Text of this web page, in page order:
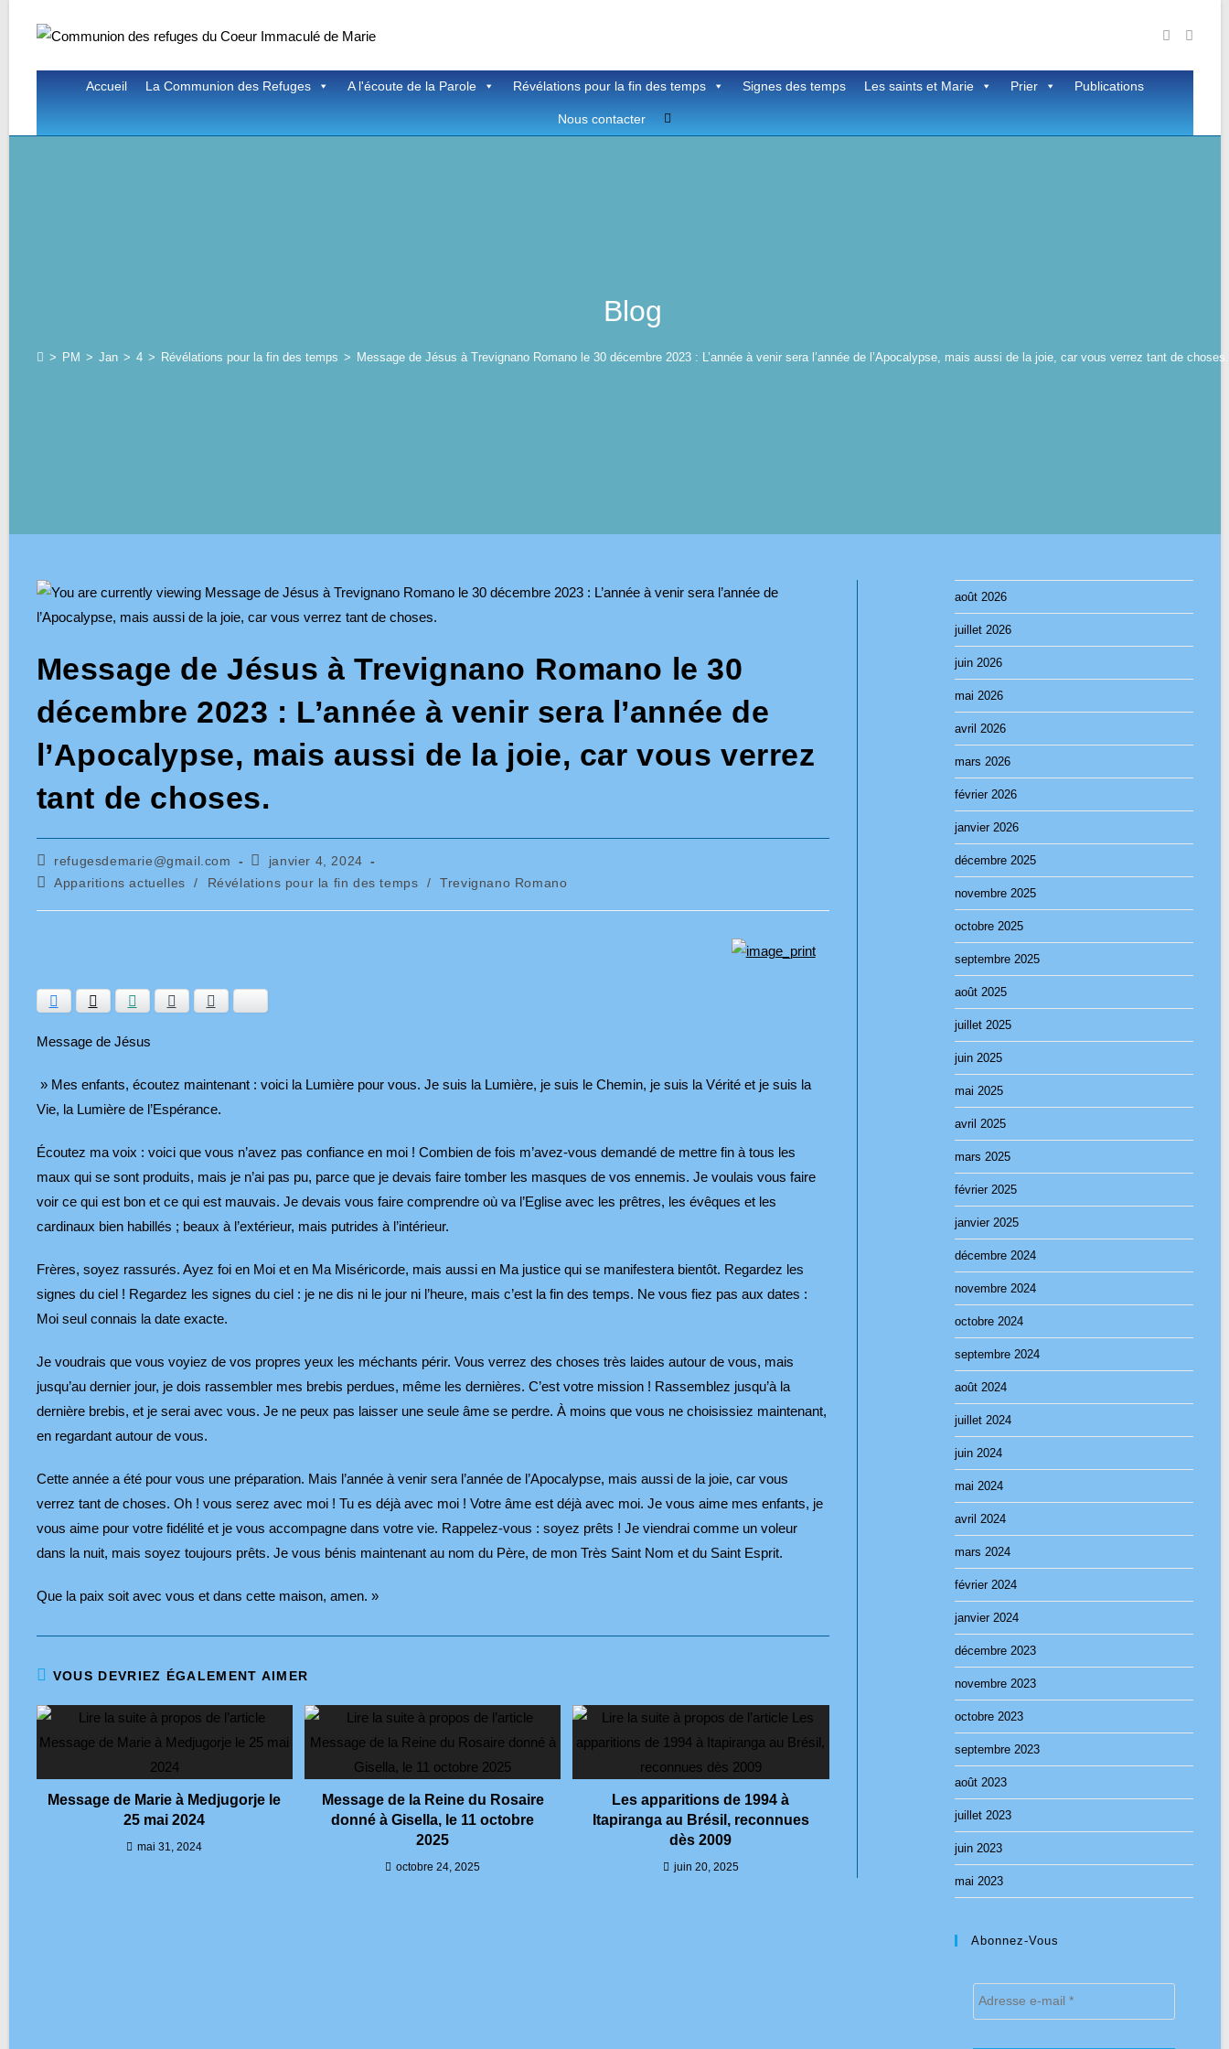
Accueil La Communion des Refuges A l'écoute de la Parole Révélations pour la fin des temps Signes des temps Les saints et Marie Prier Publications
Nous contacter Toggle
Blog
> PM > Jan > 4 > Révélations pour la fin des temps > Message de Jésus à Trevignano Romano le 30 décembre 2023 : L’année à venir sera l’année de l’Apocalypse, mais aussi de la joie, car vous verrez tant de choses.
Message de Jésus à Trevignano Romano le 30
décembre 2023 : L’année à venir sera l’année de
l’Apocalypse, mais aussi de la joie, car vous verrez
tant de choses.
Auteur/autrice
de
publication :
refugesdemarie@gmail.com
Publication
publiée :
janvier 4, 2024
PostApparitions actuelles / Révélations pour la fin des temps / Trevignano Romano
Message de Jésus
» Mes enfants, écoutez maintenant : voici la Lumière pour vous. Je suis la Lumière, je suis le Chemin, je suis la Vérité et je suis la
Vie, la Lumière de l’Espérance.
Écoutez ma voix : voici que vous n’avez pas confiance en moi ! Combien de fois m’avez-vous demandé de mettre fin à tous les
maux qui se sont produits, mais je n’ai pas pu, parce que je devais faire tomber les masques de vos ennemis. Je voulais vous faire
voir ce qui est bon et ce qui est mauvais. Je devais vous faire comprendre où va l’Eglise avec les prêtres, les évêques et les
cardinaux bien habillés ; beaux à l’extérieur, mais putrides à l’intérieur.
Frères, soyez rassurés. Ayez foi en Moi et en Ma Miséricorde, mais aussi en Ma justice qui se manifestera bientôt. Regardez les
signes du ciel ! Regardez les signes du ciel : je ne dis ni le jour ni l’heure, mais c’est la fin des temps. Ne vous fiez pas aux dates :
Moi seul connais la date exacte.
Je voudrais que vous voyiez de vos propres yeux les méchants périr. Vous verrez des choses très laides autour de vous, mais
jusqu’au dernier jour, je dois rassembler mes brebis perdues, même les dernières. C’est votre mission ! Rassemblez jusqu’à la
dernière brebis, et je serai avec vous. Je ne peux pas laisser une seule âme se perdre. À moins que vous ne choisissiez maintenant,
en regardant autour de vous.
Cette année a été pour vous une préparation. Mais l’année à venir sera l’année de l’Apocalypse, mais aussi de la joie, car vous
verrez tant de choses. Oh ! vous serez avec moi ! Tu es déjà avec moi ! Votre âme est déjà avec moi. Je vous aime mes enfants, je
vous aime pour votre fidélité et je vous accompagne dans votre vie. Rappelez-vous : soyez prêts ! Je viendrai comme un voleur
dans la nuit, mais soyez toujours prêts. Je vous bénis maintenant au nom du Père, de mon Très Saint Nom et du Saint Esprit.
Que la paix soit avec vous et dans cette maison, amen. »
VOUS DEVRIEZ ÉGALEMENT AIMER
Message de Marie à Medjugorje le
25 mai 2024
mai 31, 2024
Message de la Reine du Rosaire
donné à Gisella, le 11 octobre
2025
octobre 24, 2025
Les apparitions de 1994 à
Itapiranga au Brésil, reconnues
dès 2009
juin 20, 2025
août 2026
juillet 2026
juin 2026
mai 2026
avril 2026
mars 2026
février 2026
janvier 2026
décembre 2025
novembre 2025
octobre 2025
septembre 2025
août 2025
juillet 2025
juin 2025
mai 2025
avril 2025
mars 2025
février 2025
janvier 2025
décembre 2024
novembre 2024
octobre 2024
septembre 2024
août 2024
juillet 2024
juin 2024
mai 2024
avril 2024
mars 2024
février 2024
janvier 2024
décembre 2023
novembre 2023
octobre 2023
septembre 2023
août 2023
juillet 2023
juin 2023
mai 2023
Abonnez-Vous